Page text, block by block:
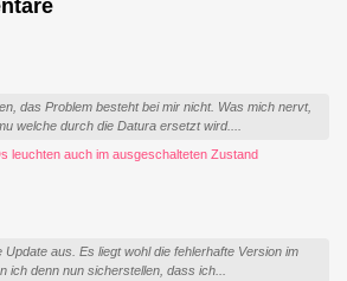
das Problem besteht bei mir nicht. Was mich nervt,
welche durch die Datura ersetzt wird....
leuchten auch im ausgeschalteten Zustand
aus. Es liegt wohl die fehlerhafte Version im
ich denn nun sicherstellen, dass ich...